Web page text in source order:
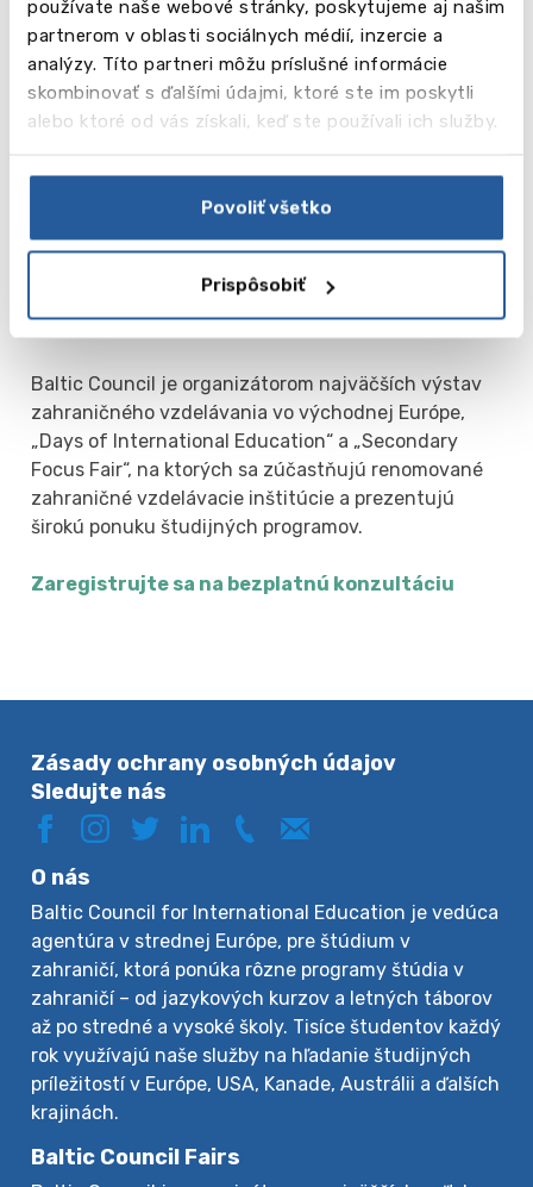
používate naše webové stránky, poskytujeme aj našim
partnerom v oblasti sociálnych médií, inzercie a
analýzy. Títo partneri môžu príslušné informácie
skombinovať s ďalšími údajmi, ktoré ste im poskytli
alebo ktoré od vás získali, keď ste používali ich služby.
Povoliť všetko
Prispôsobiť
-prípravné programy na univerzitu, strednú alebo
vysokú školu v zahraničí; prípravné kurzy na
jazykové skúšky
Naše kancelárie v Bratislave, Rige, Vilniuse, Tallinne,
bezplatné konzultácie o uvedených programoch a
na podanie prihlášky na štúdium.
tematické stretnutia v iných mestách, či bezplatné
prednášky na školách po celom Slovensku.
Baltic Council je organizátorom najväčších výstav
zahraničného vzdelávania vo východnej Európe,
„Days of International Education“ a „Secondary
Focus Fair“, na ktorých sa zúčastňujú renomované
zahraničné vzdelávacie inštitúcie a prezentujú
širokú ponuku študijných programov.
Zaregistrujte sa na bezplatnú konzultáciu
Zásady ochrany osobných údajov
Sledujte nás
O nás
Baltic Council for International Education je vedúca
agentúra v strednej Európe, pre štúdium v
zahraničí, ktorá ponúka rôzne programy štúdia v
zahraničí – od jazykových kurzov a letných táborov
až po stredné a vysoké školy. Tisíce študentov každý
rok využívajú naše služby na hľadanie študijných
príležitostí v Európe, USA, Kanade, Austrálii a ďalších
krajinách.
Baltic Council Fairs